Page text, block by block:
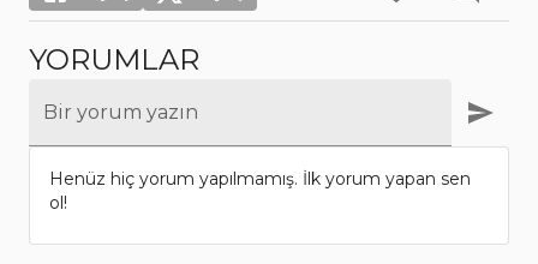
YORUMLAR
Bir yorum yazın
Henüz hiç yorum yapılmamış. İlk yorum yapan sen
ol!